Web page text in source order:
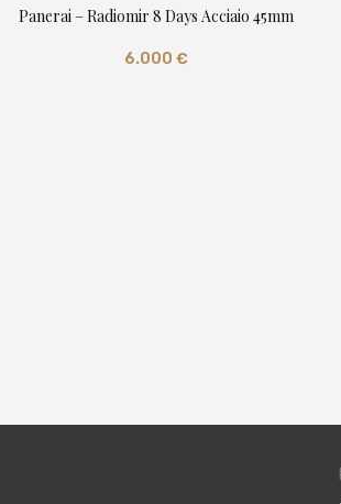
Panerai – Radiomir 8 Days Acciaio 45mm
6.000 €